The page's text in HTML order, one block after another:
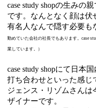
case study shopの生みの
です。なんとなく顔は伏
有名人なんで隠す必要も
勤めていた会社の社長でもあります。case
業しています。）
case study shopにて日本
打ち合わせといった感じ
ジェンス・リゾムさん
ザイナーです。